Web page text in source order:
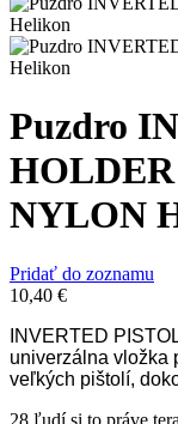
Puzdro
NYLON
Pridať do zoznamu
10,40 €
INVERTED
univerzálna vložka
veľkých pištolí,
28 ľudí si to práve